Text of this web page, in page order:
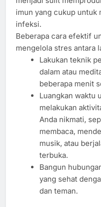
imun yang cukup untuk
infeksi.
Beberapa cara efektif
mengelola stres antara
Lakukan teknik
dalam atau
beberapa menit
Luangkan waktu
melakukan
Anda nikmati,
membaca,
musik, atau
terbuka.
Bangun
yang sehat
dan teman.